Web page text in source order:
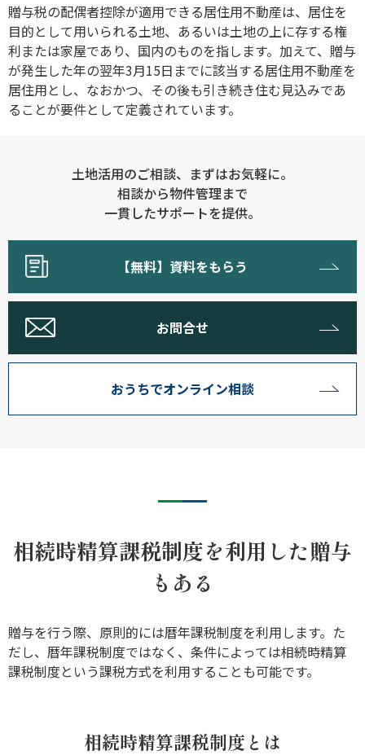
贈与税の配偶者控除が適用できる居住用不動産は、居住を
目的として用いられる土地、あるいは土地の上に存する権
利または家屋であり、国内のものを指します。加えて、贈与
が発生した年の翌年3月15日までに該当する居住用不動産を
居住用とし、なおかつ、その後も引き続き住む見込みであ
ることが要件として定義されています。
土地活用のご相談、まずはお気軽に。
相談から物件管理まで
一貫したサポートを提供。
【無料】資料をもらう
お問合せ
おうちでオンライン相談
相続時精算課税制度を利用した贈与
もある
贈与を行う際、原則的には暦年課税制度を利用します。た
だし、暦年課税制度ではなく、条件によっては相続時精算
課税制度という課税方式を利用することも可能です。
相続時精算課税制度とは